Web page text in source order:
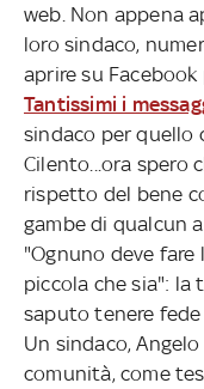
web. Non appena
loro sindaco,
aprire su
Tantissimi i
sindaco per quello
Cilento...ora spero
rispetto del bene
gambe di qualcun
"Ognuno deve fare
piccola che sia":
saputo tenere
Un sindaco,
comunità, come